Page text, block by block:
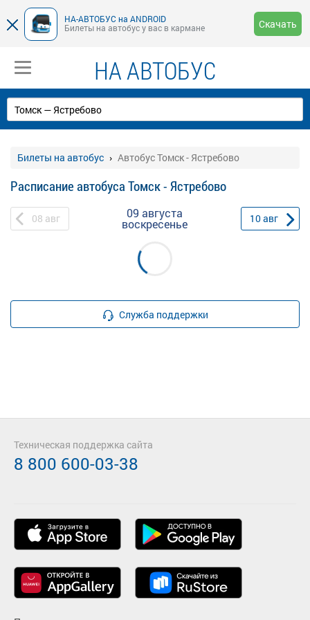
НА-АВТОБУС на ANDROID
Билеты на автобус у вас в кармане
Скачать
НА АВТОБУС
Билеты на автобус Автобус Томск - Ястребово
Расписание автобуса Томск - Ястребово
08 авг 09 августа
воскресенье 10авг
Служба поддержки
Техническая поддержка сайта
8 800 600-03-38